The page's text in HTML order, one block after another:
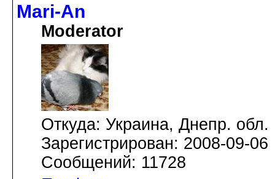
Mari-An
Moderator
Откуда: Украина, Днепр. обл.
Зарегистрирован: 2008-09-06
Сообщений: 11728